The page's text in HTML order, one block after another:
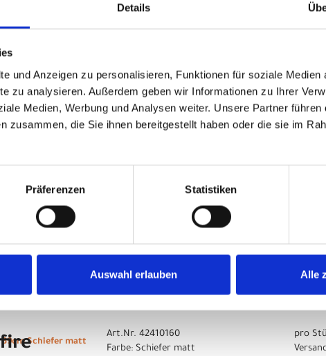
Details
und Anzeigen zu personalisieren, Funktionen für soziale Medien
zu analysieren. Außerdem geben wir Informationen zu Ihrer
Medien, Werbung und Analysen weiter. Unsere Partner führen
zusammen, die Sie ihnen bereitgestellt haben oder die sie im
Präferenzen Statistiken
Auswahl erlauben Alle
Remote
* 4 Ampere
39cm Schiefer matt
Art.Nr. 42410160
Farbe: Schiefer matt
pro